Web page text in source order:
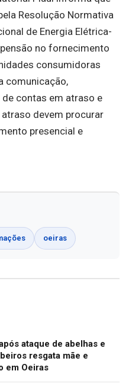
Resolução Normativa
de Energia Elétrica-
no fornecimento
consumidoras
comunicação,
contas em atraso e
devem procurar
presencial e
oeiras
ataque de abelhas e
resgata mãe e
em Oeiras